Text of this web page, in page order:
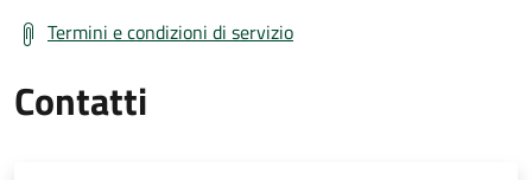
Termini e condizioni di servizio
Contatti